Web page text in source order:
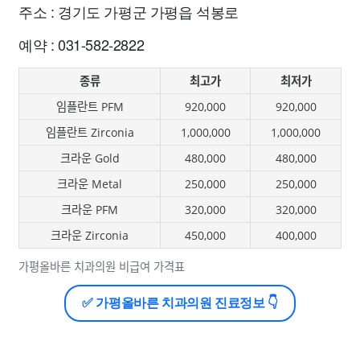
주소 : 경기도 가평군 가평읍 석봉로
예약 : 031-582-2822
가평올바른 치과의원 비급여 가격표
종류 최고가
최저가
임플란트 PFM
920,000
920,000
임플란트 Zirconia
1,000,000
1,000,000
크라운 Gold
480,000
480,000
크라운 Metal
250,000
250,000
크라운 PFM
320,000
320,000
크라운 Zirconia
450,000 400,000
✅ 가평올바른 치과의원 진료정보 👇